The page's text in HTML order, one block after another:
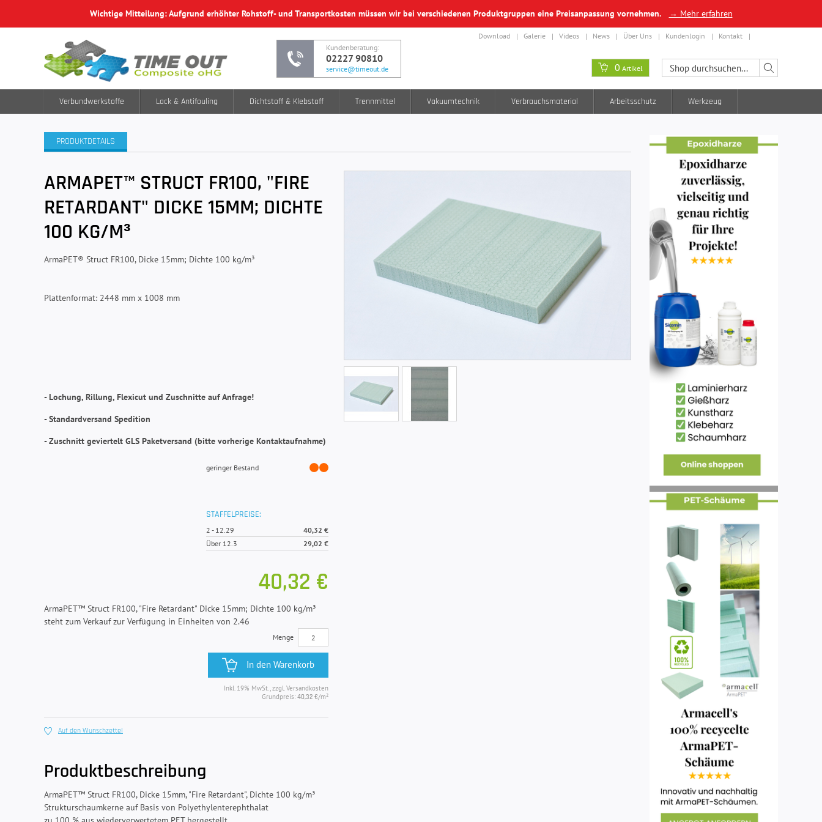
Wichtige Mitteilung: Aufgrund erhöhter Rohstoff- und Transportkosten müssen wir bei verschiedenen Produktgruppen eine Preisanpassung vornehmen. → Mehr erfahren
Kundenberatung:
02227 90810
service@timeout.de
Download Galerie Videos News Über Uns Kundenlogin Kontakt
0 Artikel
Verbundwerkstoffe Lack & Antifouling Dichtstoff & Klebstoff Trennmittel Vakuumtechnik Verbrauchsmaterial Arbeitsschutz Werkzeug
PRODUKTDETAILS
ARMAPET™ STRUCT FR100, "FIRE
RETARDANT" DICKE 15MM; DICHTE
100 KG/M³
ArmaPET® Struct FR100, Dicke 15mm; Dichte 100 kg/m³
Plattenformat: 2448 mm x 1008 mm
- Lochung, Rillung, Flexicut und Zuschnitte auf Anfrage!
- Standardversand Spedition
- Zuschnitt geviertelt GLS Paketversand (bitte vorherige Kontaktaufnahme)
geringer Bestand
STAFFELPREISE:
2 - 12.29
40,32 €
Über 12.3
29,02 €
40,32 €
ArmaPET™ Struct FR100, "Fire Retardant" Dicke 15mm; Dichte 100 kg/m³
steht zum Verkauf zur Verfügung in Einheiten von 2.46
Menge
In den Warenkorb
Inkl. 19% MwSt., zzgl. Versandkosten
Grundpreis: 40,32 €/m²
Auf den Wunschzettel
Produktbeschreibung
ArmaPET™ Struct FR100, Dicke 15mm, "Fire Retardant", Dichte 100 kg/m³
Strukturschaumkerne auf Basis von Polyethylenterephthalat